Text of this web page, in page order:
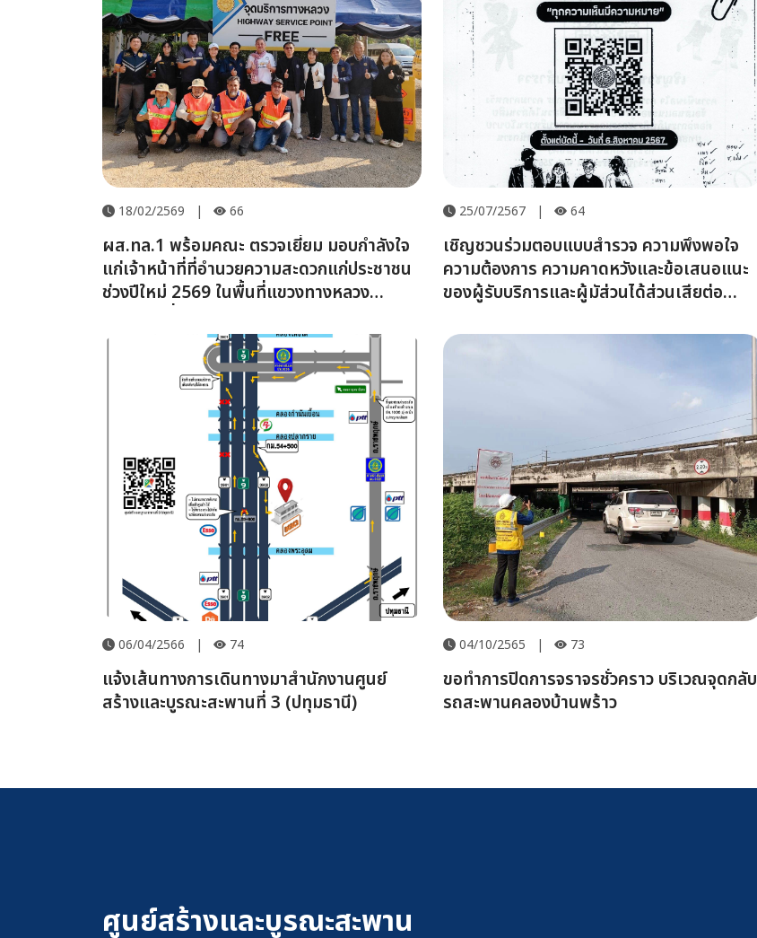
18/02/2569 | 66
ผส.ทล.1 พร้อมคณะ ตรวจเยี่ยม มอบกำลังใจ
แก่เจ้าหน้าที่ที่อำนวยความสะดวกแก่ประชาชน
ช่วงปีใหม่ 2569 ในพื้นที่แขวงทางหลวง
25/07/2567 | 64
เชิญชวนร่วมตอบแบบสำรวจ ความพึงพอใจ
ความต้องการ ความคาดหวังและข้อเสนอแนะ
ของผู้รับบริการและผู้มัส่วนได้ส่วนเสียต่อ
การทรวงคมนาคม (คค.) ประจำปีงบประมาณ
06/04/2566 | 74
แจ้งเส้นทางการเดินทางมาสำนักงานศูนย์
สร้างและบูรณะสะพานที่ 3 (ปทุมธานี)
04/10/2565 | 73
ขอทำการปิดการจราจรชั่วคราว บริเวณจุดกลับ
รถสะพานคลองบ้านพร้าว
ศูนย์สร้างและบูรณะสะพาน